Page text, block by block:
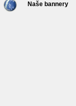
Naše bannery